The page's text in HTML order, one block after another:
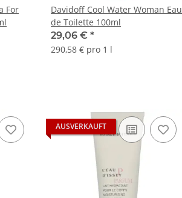
For
Davidoff Cool Water Woman Eau
de Toilette 100ml
29,06 € *
290,58 € pro 1 l
AUSVERKAUFT